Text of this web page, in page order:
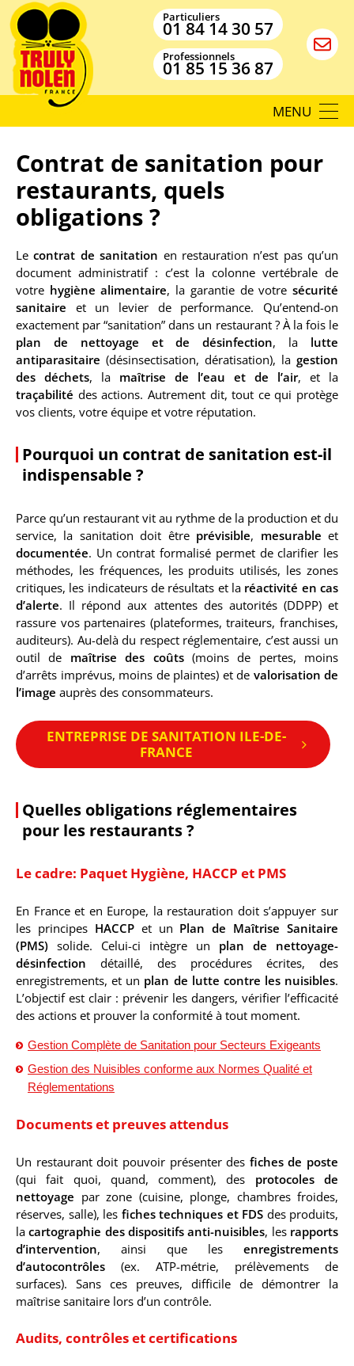
Particuliers
01 84 14 30 57
Professionnels
01 85 15 36 87
MENU
Contrat de sanitation pour
restaurants, quels
obligations ?
Lecontrat de sanitation en restauration n’est pas qu’un
document administratif : c’est la colonne vertébrale de
votre hygiène alimentaire, la garantie de votresécurité
sanitaire et un levier de performance. Qu’entend-on
exactement par “sanitation” dans un restaurant ? À la fois le
plan de nettoyage et de désinfection, la lutte
antiparasitaire (désinsectisation, dératisation), la gestion
des déchets, la maîtrise de l’eau et de l’air, et la
traçabilité des actions. Autrement dit, tout ce qui protège
vos clients, votre équipe et votre réputation.
Pourquoi un contrat de sanitation est-il
indispensable ?
Parce qu’un restaurant vit au rythme de la production et du
service, la sanitation doit être prévisible, mesurable et
documentée. Un contrat formalisé permet de clarifier les
méthodes, les fréquences, les produits utilisés, les zones
critiques, les indicateurs de résultats et la réactivité en cas
d’alerte. Il répond aux attentes des autorités (DDPP) et
rassure vos partenaires (plateformes, traiteurs, franchises,
auditeurs). Au-delà du respect réglementaire, c’est aussi un
outil de maîtrise des coûts(moins de pertes, moins
d’arrêts imprévus, moins de plaintes) et de valorisation de
l’image auprès des consommateurs.
ENTREPRISE DE SANITATION ILE-DE-
FRANCE
Quelles obligations réglementaires
pour les restaurants ?
Le cadre: Paquet Hygiène, HACCP et PMS
En France et en Europe, la restauration doit s’appuyer sur
les principes HACCPet un Plan de Maîtrise Sanitaire
(PMS) solide. Celui-ci intègre un plan de nettoyage-
désinfection détaillé, des procédures écrites, des
enregistrements, et un plan de lutte contre les nuisibles.
L’objectif est clair : prévenir les dangers, vérifier l’efficacité
des actions et prouver la conformité à tout moment.
Gestion Complète de Sanitation pour Secteurs Exigeants
Gestion des Nuisibles conforme aux Normes Qualité et
Réglementations
Documents et preuves attendus
Un restaurant doit pouvoir présenter des fiches de poste
(qui fait quoi, quand, comment), des protocoles de
nettoyage par zone (cuisine, plonge, chambres froides,
réserves, salle), les fiches techniques et FDS des produits,
lacartographie des dispositifs anti-nuisibles, les rapports
d’intervention, ainsi que les enregistrements
d’autocontrôles (ex. ATP-métrie, prélèvements de
surfaces). Sans ces preuves, difficile de démontrer la
maîtrise sanitaire lors d’un contrôle.
Audits, contrôles et certifications